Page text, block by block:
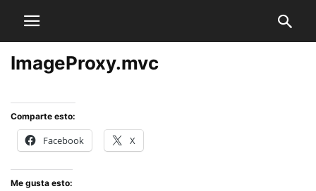
ImageProxy.mvc
Comparte esto:
Facebook X
Me gusta esto: